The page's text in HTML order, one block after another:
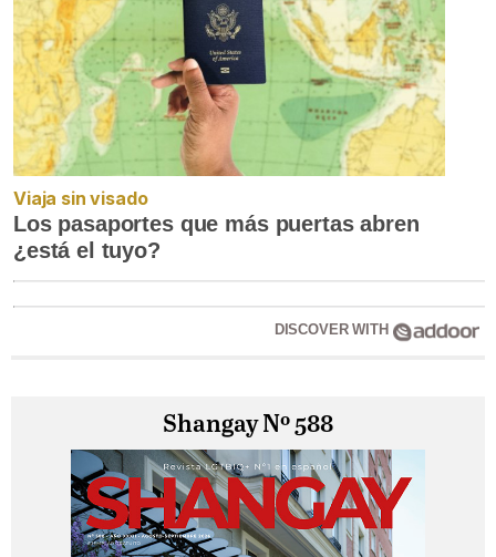
Viaja sin visado
Los pasaportes que más puertas abren
¿está el tuyo?
DISCOVER WITH
Shangay Nº 588